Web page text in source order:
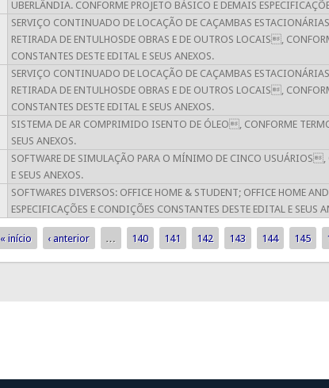
UBERLÂNDIA. CONFORME PROJETO BÁSICO E DEMAIS
SERVIÇO CONTINUADO DE LOCAÇÃO DE CAÇAMBAS
RETIRADA DE ENTULHOSDE OBRAS E DE OUTROS LOCAIS,
CONSTANTES DESTE EDITAL E SEUS ANEXOS.
SERVIÇO CONTINUADO DE LOCAÇÃO DE CAÇAMBAS
RETIRADA DE ENTULHOSDE OBRAS E DE OUTROS LOCAIS,
CONSTANTES DESTE EDITAL E SEUS ANEXOS.
SISTEMA DE AR COMPRIMIDO ISENTO DE ÓLEO, CONFORME
SEUS ANEXOS.
SOFTWARE DE SIMULAÇÃO PARA O MÍNIMO DE CINCO USUÁRIOS,
E SEUS ANEXOS.
SOFTWARES DIVERSOS: OFFICE HOME & STUDENT; OFFICE HOME
ESPECIFICAÇÕES E CONDIÇÕES CONSTANTES DESTE EDITAL E SEUS
« início ‹ anterior … 140 141 142 143 144 145